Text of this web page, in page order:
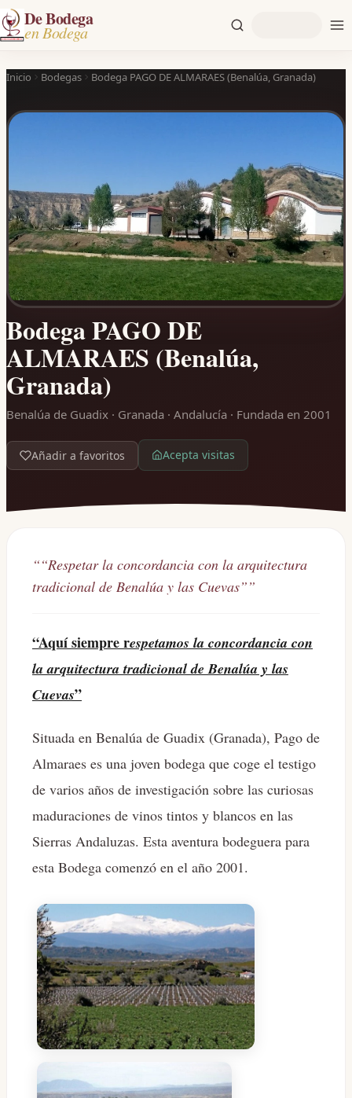
De Bodega
en Bodega
Inicio Bodegas Bodega PAGO DE ALMARAES (Benalúa, Granada)
Bodega PAGO DE
ALMARAES (Benalúa,
Granada)
Benalúa de Guadix · Granada · Andalucía · Fundada en 2001
Añadir a favoritos Acepta visitas
““Respetar la concordancia con la arquitectura
tradicional de Benalúa y las Cuevas””
“Aquí siempre respetamos la concordancia con
la arquitectura tradicional de Benalúa y las
Cuevas”
Situada en Benalúa de Guadix (Granada), Pago de
Almaraes es una joven bodega que coge el testigo
de varios años de investigación sobre las curiosas
maduraciones de vinos tintos y blancos en las
Sierras Andaluzas. Esta aventura bodeguera para
esta Bodega comenzó en el año 2001.